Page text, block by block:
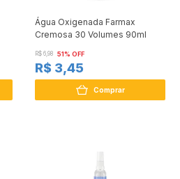
Água Oxigenada Farmax
Cremosa 30 Volumes 90ml
R$ 6,98 51% OFF
R$ 3,45
Comprar